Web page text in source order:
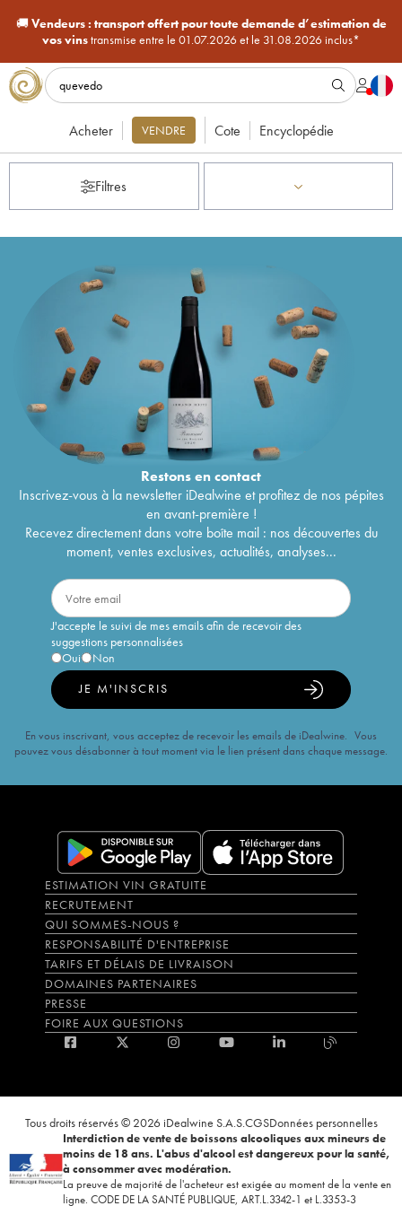
🚚Vendeurs : transport offert pour toute demande d’estimation de
vos vinstransmise entre le 01.07.2026 et le 31.08.2026 inclus*
Acheter VENDRE Cote Encyclopédie
Filtres
Restons encontact
Inscrivez-vous à la newsletter iDealwine et profitez de nos pépites
en avant-première !
Recevez directement dans votre boîte mail : nos découvertes du
moment, ventes exclusives, actualités, analyses...
J'accepte le suivi de mes emails afin de recevoir des
suggestions personnalisées
Oui
Non
JE M'INSCRIS
En vous inscrivant, vous acceptez de recevoir les emails de iDealwine. Vous
pouvez vous désabonner à tout moment via le lien présent dans chaque message.
ESTIMATION VIN GRATUITE
RECRUTEMENT
QUI SOMMES-NOUS ?
RESPONSABILITÉ D'ENTREPRISE
TARIFS ET DÉLAIS DE LIVRAISON
DOMAINES PARTENAIRES
PRESSE
FOIRE AUX QUESTIONS
Tous droits réservés © 2026 iDealwine S.A.S.CGSDonnées personnelles
Interdiction de vente de boissons alcooliques aux mineurs de
moins de 18 ans. L'abus d'alcool est dangereux pour la santé,
à consommer avec modération.
La preuve de majorité de l'acheteur est exigée au moment de la vente en
ligne. CODE DE LA SANTÉ PUBLIQUE, ART.L.3342-1 et L.3353-3